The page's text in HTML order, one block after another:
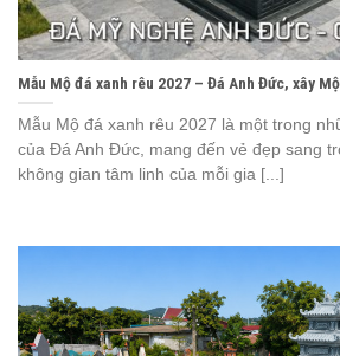
Mẫu Mộ đá xanh rêu 2027 – Đá Anh Đức, xây
Mẫu Mộ đá xanh rêu 2027 là một trong
của Đá Anh Đức, mang đến vẻ đẹp sang
không gian tâm linh của mỗi gia [...]